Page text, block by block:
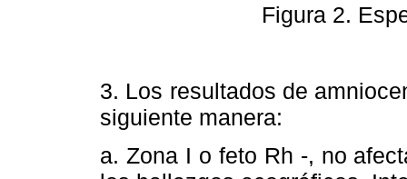
Figura 2.
3. Los resultados de
siguiente manera:
a. Zona I o feto Rh -, no